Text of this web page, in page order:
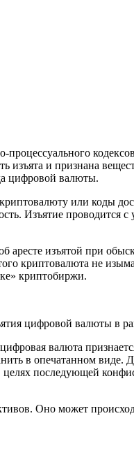
изъята и признана
цифровой валюты.
или коды
Изъятие проводится с
аресте изъятой при
криптовалюта не
криптобиржи.
цифровой валюты в
валюта
в опечатанном виде.
последующей
Оно может